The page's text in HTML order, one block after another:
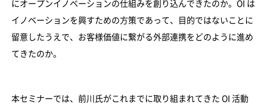
にオープンイノベーションの仕組みを創り込んできたのか。OI は
イノベーションを興すための方策であって、目的ではないことに
留意したうえで、お客様価値に繋がる外部連携をどのように進め
てきたのか。
本セミナーでは、前川氏がこれまでに取り組まれてきた OI 活動